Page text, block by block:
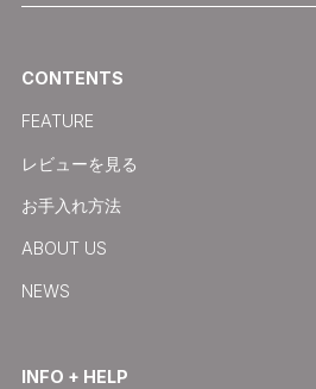
CONTENTS
FEATURE
レビューを見る
お手入れ方法
ABOUT US
NEWS
INFO + HELP